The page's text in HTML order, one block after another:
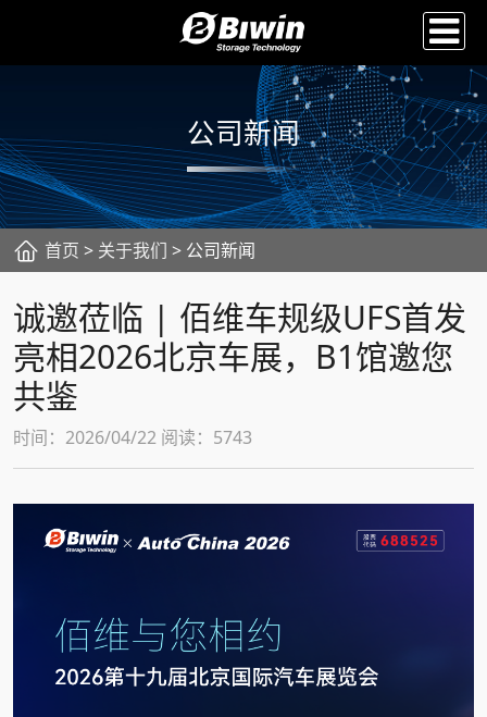
公司新闻
首页 > 关于我们 > 公司新闻
诚邀莅临 | 佰维车规级UFS首发
亮相2026北京车展，B1馆邀您
共鉴
时间：2026/04/22 阅读：5743